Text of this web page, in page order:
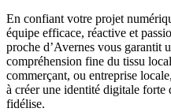
En confiant votre projet
équipe efficace, réactive et
proche d’Avernes vous garantit
compréhension fine du tissu
commerçant, ou entreprise
à créer une identité digitale forte
fidélise.